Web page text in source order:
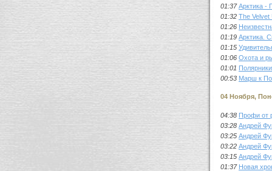
01:37 Арктика -
01:32 The Velvet
01:26
01:19 Арктика.
01:15
01:06 Охота и
01:01 Полярники
00:53 Марш к
04 Ноября,
04:38 Профи от
03:28 Андрей
03:25 Андрей
03:22 Андрей
03:15 Андрей
01:37 Новая